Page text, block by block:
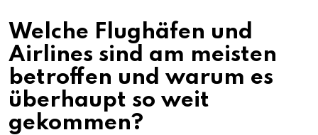
Welche Flughäfen und
Airlines sind am meisten
betroffen und warum es
überhaupt so weit
gekommen?